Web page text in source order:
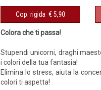
Cop. rigida € 5,90
Colora che ti passa!
Stupendi unicorni, draghi
i colori della tua fantasia!
Elimina lo stress, aiuta la
colori ti aspetta!